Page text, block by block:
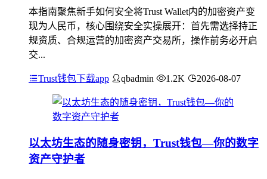
本指南聚焦新手如何安全将Trust Wallet内的加密资产变
现为人民币，核心围绕安全实操展开：首先需选择持正
规资质、合规运营的加密资产交易所，操作前务必开启
交...
Trust钱包下载app qbadmin 1.2K 2026-08-07
以太坊生态的随身密钥，Trust钱包—你的数字
资产守护者